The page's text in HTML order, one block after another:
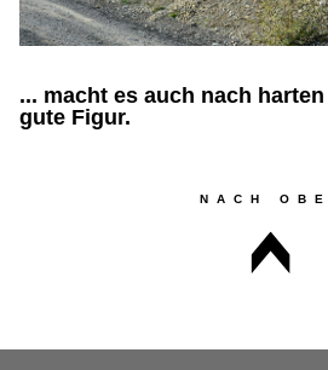
... macht es auch nach
gute Figur.